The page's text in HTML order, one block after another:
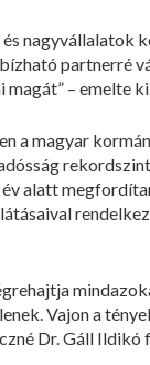
nagyvállalatok
partnerré
– emelte
a magyar
év alatt
Vajon a
Dr. Gáll Ildikó